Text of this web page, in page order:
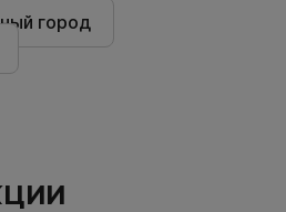
город